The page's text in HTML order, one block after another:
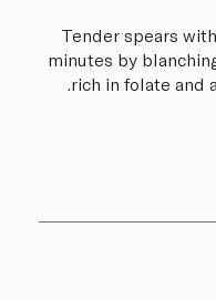
Tender spears
minutes by
rich in folate and